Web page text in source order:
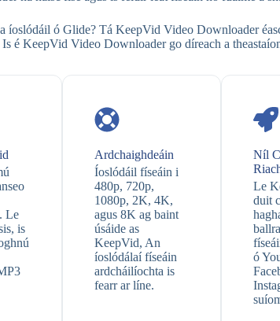
ó Glide? Tá KeepVid Video Downloader
Is é KeepVid Video Downloader go díreach a
Le
is
Ardchaighdeáin
Íoslódáil físeáin i
480p, 720p,
1080p, 2K, 4K,
agus 8K ag baint
úsáide as
KeepVid, An
íoslódálaí físeáin
ardcháilíochta is
fearr ar líne.
Níl
Le
duit
ó